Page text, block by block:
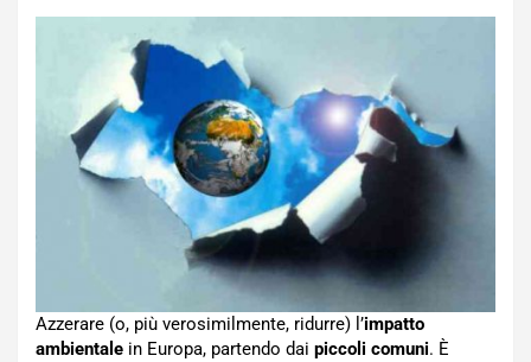
Azzerare (o, più verosimilmente, ridurre) l’impatto
ambientale in Europa, partendo dai piccoli comuni. È